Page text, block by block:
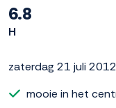
6.8
H
zaterdag 21 juli 2012
mooie in het